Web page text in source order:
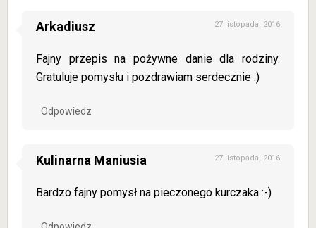
Arkadiusz 27 listopada, 2016
Fajny przepis na pożywne danie dla rodziny.
Gratuluje pomysłu i pozdrawiam serdecznie :)
Odpowiedz
Kulinarna Maniusia 27 listopada, 2016
Bardzo fajny pomysł na pieczonego kurczaka :-)